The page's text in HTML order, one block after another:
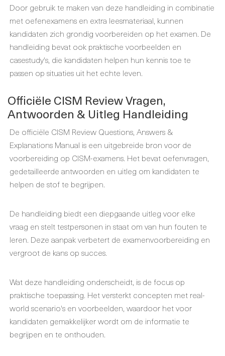
Door gebruik te maken van deze handleiding in combinatie
met oefenexamens en extra leesmateriaal, kunnen
kandidaten zich grondig voorbereiden op het examen. De
handleiding bevat ook praktische voorbeelden en
casestudy's, die kandidaten helpen hun kennis toe te
passen op situaties uit het echte leven.
Officiële CISM Review Vragen,
Antwoorden & Uitleg Handleiding
De officiële CISM Review Questions, Answers &
Explanations Manual is een uitgebreide bron voor de
voorbereiding op CISM-examens. Het bevat oefenvragen,
gedetailleerde antwoorden en uitleg om kandidaten te
helpen de stof te begrijpen.
De handleiding biedt een diepgaande uitleg voor elke
vraag en stelt testpersonen in staat om van hun fouten te
leren. Deze aanpak verbetert de examenvoorbereiding en
vergroot de kans op succes.
Wat deze handleiding onderscheidt, is de focus op
praktische toepassing. Het versterkt concepten met real-
world scenario's en voorbeelden, waardoor het voor
kandidaten gemakkelijker wordt om de informatie te
begrijpen en te onthouden.